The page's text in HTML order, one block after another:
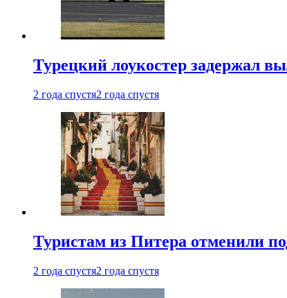
Турецкий лоукостер задержал
2 года спустя2 года спустя
Туристам из Питера отменили
2 года спустя2 года спустя